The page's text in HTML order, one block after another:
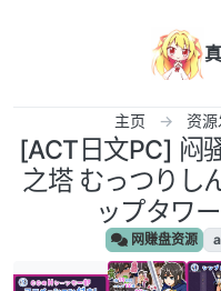
主页 资
[ACT日文PC] 闷
之塔 むっつりし
ップタワ
网赚盘资源